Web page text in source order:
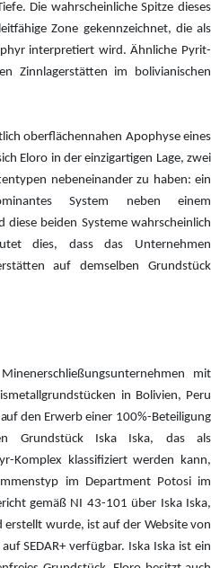
Die wahrscheinliche Spitze dieses
Zone gekennzeichnet, die als
interpretiert wird. Ähnliche Pyrit-
Zinnlagerstätten im bolivianischen
oberflächennahen Apophyse eines
Eloro in der einzigartigen Lage, zwei
nebeneinander zu haben: ein
System neben einem
diese beiden Systeme wahrscheinlich
dies, dass das Unternehmen
auf demselben Grundstück
mit
in Bolivien, Peru
auf den Erwerb einer 100%-Beteiligung
Grundstück Iska Iska, das als
Komplex klassifiziert werden kann,
im Department Potosi im
gemäß NI 43-101 über Iska Iska,
wurde, ist auf der Website von
SEDAR+ verfügbar. Iska Iska ist ein